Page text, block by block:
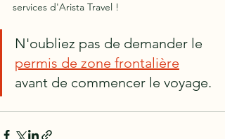
services d'Arista Travel !
N'oubliez pas de demander le
permis de zone frontalière
avant de commencer le voyage.